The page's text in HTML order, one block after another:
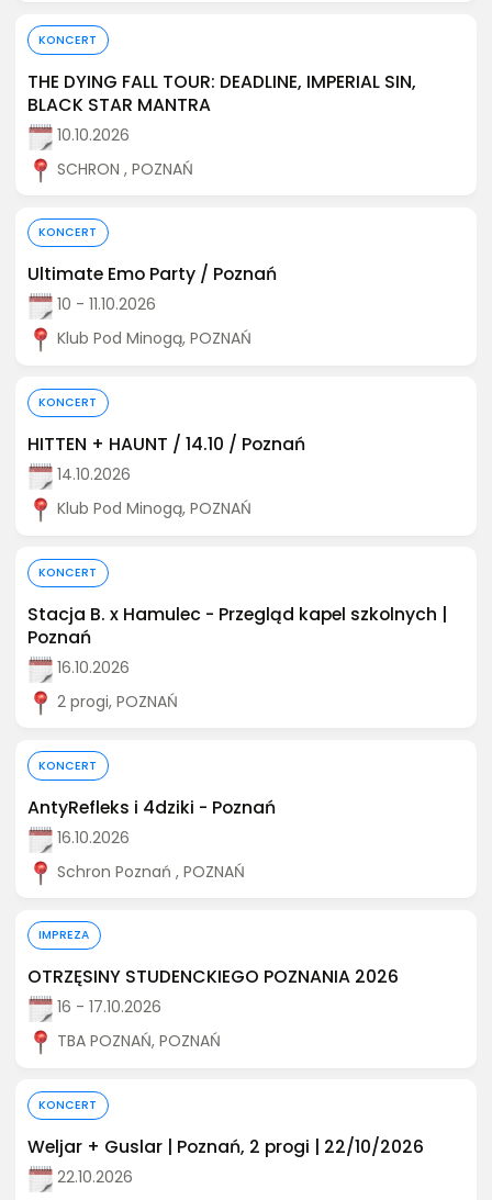
KONCERT
THE DYING FALL TOUR: DEADLINE, IMPERIAL SIN,
BLACK STAR MANTRA
10.10.2026
SCHRON , POZNAŃ
KONCERT
Ultimate Emo Party / Poznań
10 - 11.10.2026
Klub Pod Minogą, POZNAŃ
KONCERT
HITTEN + HAUNT / 14.10 / Poznań
14.10.2026
Klub Pod Minogą, POZNAŃ
KONCERT
Stacja B. x Hamulec - Przegląd kapel szkolnych |
Poznań
16.10.2026
2 progi, POZNAŃ
KONCERT
AntyRefleks i 4dziki - Poznań
16.10.2026
Schron Poznań , POZNAŃ
IMPREZA
OTRZĘSINY STUDENCKIEGO POZNANIA 2026
16 - 17.10.2026
TBA POZNAŃ, POZNAŃ
KONCERT
Weljar + Guslar | Poznań, 2 progi | 22/10/2026
22.10.2026